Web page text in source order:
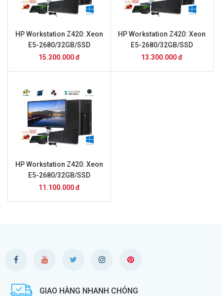
HP Workstation Z420: Xeon
E5-2680/32GB/SSD
240GB/GTX1050Ti/24inch
15.300.000 đ
HP Workstation Z420: Xeon
E5-2680/32GB/SSD
240GB/GTX1050/24inch
13.300.000 đ
HP Workstation Z420: Xeon
E5-2680/32GB/SSD
240GB/24inch
11.100.000 đ
GIAO HÀNG NHANH CHÓNG